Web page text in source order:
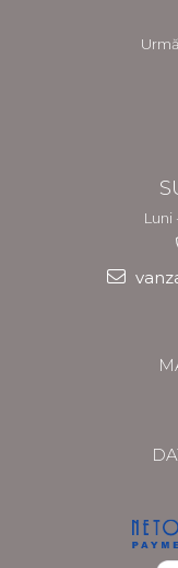
Luni